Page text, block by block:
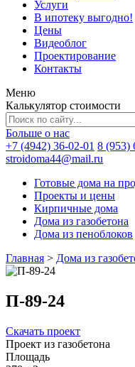
Услуги
В ипотеку выгодно!
Цены
Видеоблог
Проектирование
Контакты
Меню
Калькулятор стоимости
Больше о нас
+7 (4942) 36-02-01 8 (953)
stroidoma44@mail.ru
Готовые дома на
Проекты и цены
Кирпичные дома
Дома из газобетона
Дома из пеноблоков
Главная > Дома из
П-89-24
Скачать проект
Проект из газобетона
Площадь